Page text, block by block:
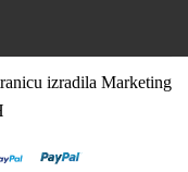
izradila Marketing